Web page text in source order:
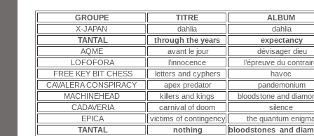
GROUPE TITRE
ALBUM
X-JAPAN
dahlia
dahlia
TANTAL
through the years
expectancy
AQME
avant le jour
dévisager dieu
LOFOFORA
l’innocence
l’épreuve du
FREE KEY BIT CHESS
letters and cyphers
havoc
CAVALERA CONSPIRACY
apex predator
pandemonium
MACHINEHEAD
killers and kings
bloodstone and
CADAVERIA
carnival of doom
silence
EPICA
victims of contingency
the quantum
TANTAL
nothing
bloodstones and